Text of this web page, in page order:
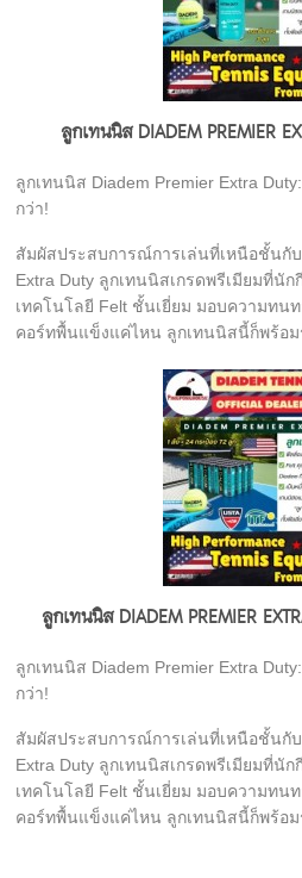
ลูกเทนนิส DIADEM PREMIER
ลูกเทนนิส Diadem Premier Extra
กว่า!
สัมผัสประสบการณ์การเล่นที่เหนือชั้นกั
Extra Duty ลูกเทนนิสเกรดพรีเมียมที่นั
เทคโนโลยี Felt ชั้นเยี่ยม มอบความทน
คอร์ทพื้นแข็งแค่ไหน ลูกเทนนิสนี้ก็พร้อ
ธรรมชาติ แม่นยำทุกการควบคุม เหมาะ
เทนนิสคุณภาพสูง เพื่อเกมที่ดุดันและยา
คุ้ม ให้คุณพร้อมลงสนามได้ทันที!
จุดเด่นของลูกเทนนิส Diadem Premier
ความทนทานเป็นเลิศ (Extra Duty
สูง ทำให้ลูกเทนนิส Diadem Premier
สึกหรอเป็นพิเศษ เหมาะกับการเล่นบน
มักจะทำให้ลูกเทนนิสทั่วไปชำรุดได้ง่า
ประสิทธิภาพการเด้งคงที่ (Consistent
มาให้มีการเด้งที่สม่ำเสมอและแม่นยำ
ลูกเทนนิส DIADEM PREMIER
ลูกเทนนิส Diadem Premier Extra
กว่า!
สัมผัสประสบการณ์การเล่นที่เหนือชั้นกั
Extra Duty ลูกเทนนิสเกรดพรีเมียมที่นั
เทคโนโลยี Felt ชั้นเยี่ยม มอบความทน
คอร์ทพื้นแข็งแค่ไหน ลูกเทนนิสนี้ก็พร้อ